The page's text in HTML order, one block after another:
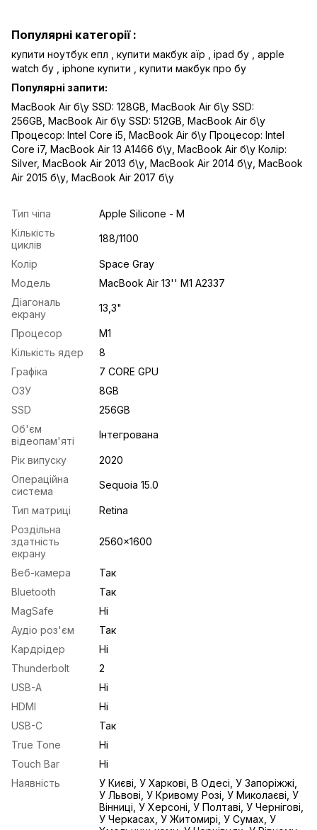
Популярні категорії :
купити ноутбук епл купити макбук аїр ipad бу
apple
watch бу
iphone купити
купити макбук про бу
Популярні запити:
MacBook Air б\у SSD: 128GB MacBook Air б\у SSD:
256GB MacBook Air б\у SSD: 512GB MacBook Air б\у
Процесор: Intel Core i5 MacBook Air б\у Процесор: Intel
Core i7, MacBook Air 13 A1466 б\у MacBook Air б\у Колір:
Silver, MacBook Air 2013 б\у MacBook Air 2014 б\у MacBook
Air 2015 б\у MacBook Air 2017 б\у
Тип чіпа
Apple Silicone - M
Кількість
циклів
188/1100
Колір
Space Gray
Модель
MacBook Air 13'' M1 A2337
Діагональ
екрану
13,3"
Процесор
M1
Кількість ядер
8
Графіка
7 CORE GPU
ОЗУ
8GB
SSD
256GB
Об'єм
відеопам'яті
Інтегрована
Рік випуску
2020
Операційна
система
Sequoia 15.0
Тип матриці
Retina
Роздільна
здатність
екрану
2560x1600
Веб-камера
Так
Bluetooth
Так
MagSafe
Ні
Аудіо роз'єм
Так
Кардрідер
Ні
Thunderbolt
2
USB-A
Ні
HDMI
Ні
USB-С
Так
True Tone
Ні
Touch Bar
Ні
Наявність
У Києві, У Харкові, В Одесі, У Запоріжжі,
У Львові, У Кривому Розі, У Миколаєві, У
Вінниці, У Херсоні, У Полтаві, У Чернігові,
У Черкасах, У Житомирі, У Сумах, У